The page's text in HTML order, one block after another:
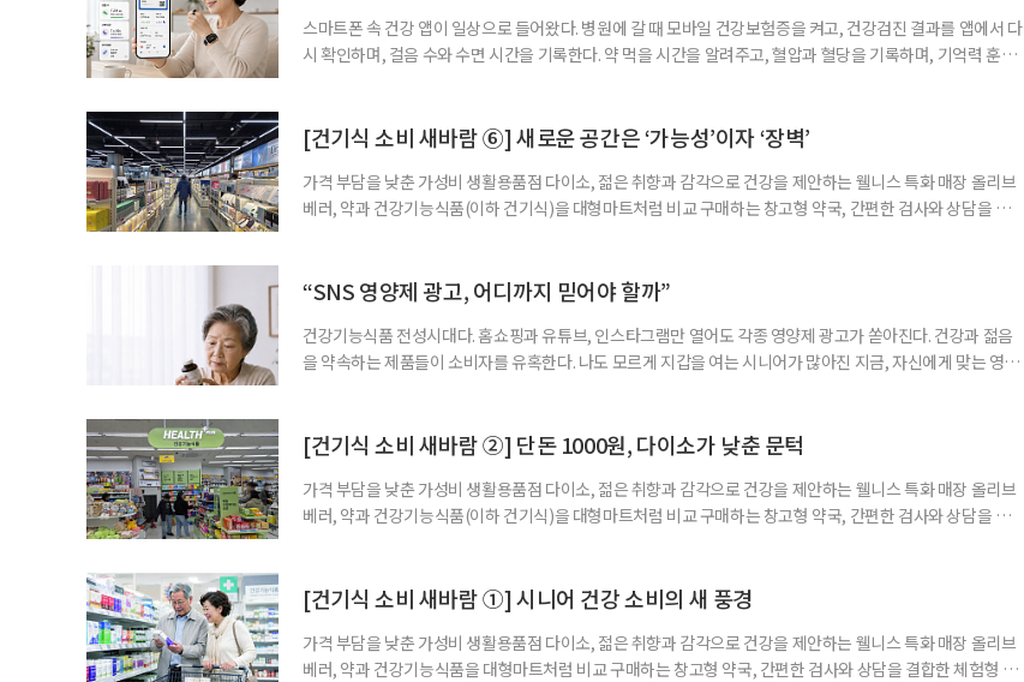
스마트폰 속 건강 앱이 일상으로 들어왔다. 병원에 갈 때 모바일 건강보험증을 켜고, 건강검진 결과를 앱에서 다
시 확인하며, 걸음 수와 수면 시간을 기록한다. 약 먹을 시간을 알려주고, 혈압과 혈당을 기록하며, 기억력 훈련
워치나 운동 앱을 먼저 떠올리기 쉽다. 하지만 시니어에게 가장 먼저 필요한 디지털 건강 도구는 의외로
[건기식 소비 새바람 ⑥] 새로운 공간은 ‘가능성’이자 ‘장벽’
가격 부담을 낮춘 가성비 생활용품점 다이소, 젊은 취향과 감각으로 건강을 제안하는 웰니스 특화 매장 올리브
베러, 약과 건강기능식품(이하 건기식)을 대형마트처럼 비교 구매하는 창고형 약국, 간편한 검사와 상담을 결
용하면 좋을지 현장을 직접 방문해 살펴봤다. 다이소, 올리브베러, 창고형·체험형 약국까지. 건기식을 구매할
“SNS 영양제 광고, 어디까지 믿어야 할까”
건강기능식품 전성시대다. 홈쇼핑과 유튜브, 인스타그램만 열어도 각종 영양제 광고가 쏟아진다. 건강과 젊음
을 약속하는 제품들이 소비자를 유혹한다. 나도 모르게 지갑을 여는 시니어가 많아진 지금, 자신에게 맞는 영양
황 프로젝트’가 SNS를 중심으로 펼쳐지고 있다. 연예인과 인플루언서가 추천하는 제품 광고를 보다 보면, 그
[건기식 소비 새바람 ②] 단돈 1000원, 다이소가 낮춘 문턱
가격 부담을 낮춘 가성비 생활용품점 다이소, 젊은 취향과 감각으로 건강을 제안하는 웰니스 특화 매장 올리브
베러, 약과 건강기능식품(이하 건기식)을 대형마트처럼 비교 구매하는 창고형 약국, 간편한 검사와 상담을 결
용하면 좋을지 현장을 직접 방문해 살펴봤다. 다이소 건기식 코너에서 가장 먼저 눈에 띄는 것은 가격이다. 100
[건기식 소비 새바람 ①] 시니어 건강 소비의 새 풍경
가격 부담을 낮춘 가성비 생활용품점 다이소, 젊은 취향과 감각으로 건강을 제안하는 웰니스 특화 매장 올리브
베러, 약과 건강기능식품을 대형마트처럼 비교 구매하는 창고형 약국, 간편한 검사와 상담을 결합한 체험형 약